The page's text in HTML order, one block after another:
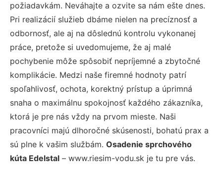
požiadavkám. Neváhajte a ozvite sa nám ešte dnes.
Pri realizácií služieb dbáme nielen na precíznosť a
odbornosť, ale aj na dôslednú kontrolu vykonanej
práce, pretože si uvedomujeme, že aj malé
pochybenie môže spôsobiť nepríjemné a zbytočné
komplikácie. Medzi naše firemné hodnoty patrí
spoľahlivosť, ochota, korektný prístup a úprimná
snaha o maximálnu spokojnosť každého zákazníka,
ktorá je pre nás vždy na prvom mieste. Naši
pracovníci majú dlhoročné skúsenosti, bohatú prax a
sú plne k vašim službám. Osadenie sprchového
kúta Edelstal – www.riesim-vodu.sk je tu pre vás.